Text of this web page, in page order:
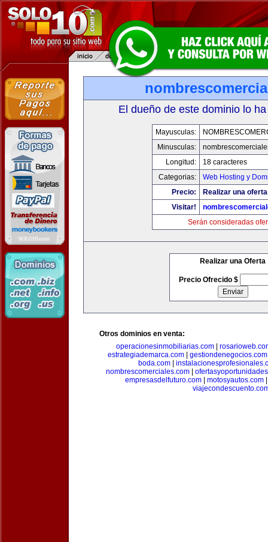
El dueño de este dominio lo
Mayusculas:
Minusculas:
Longitud:
18 caracteres
Categorias:
Web Hosting y
Precio:
Realizar una
Visitar!
Serán consideradas
Realizar una Oferta
Precio Ofrecido $
Otros dominios en venta:
operacionesinmobiliarias.com
estrategiademarca.com| gestiondenegocios.com
boda.com|
nombrescomerciales.com
empresasdelfuturo.com| motosyautos.com